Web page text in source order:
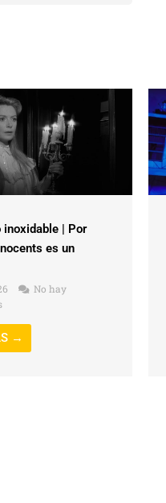
inoxidable | Por
es un
No hay
→